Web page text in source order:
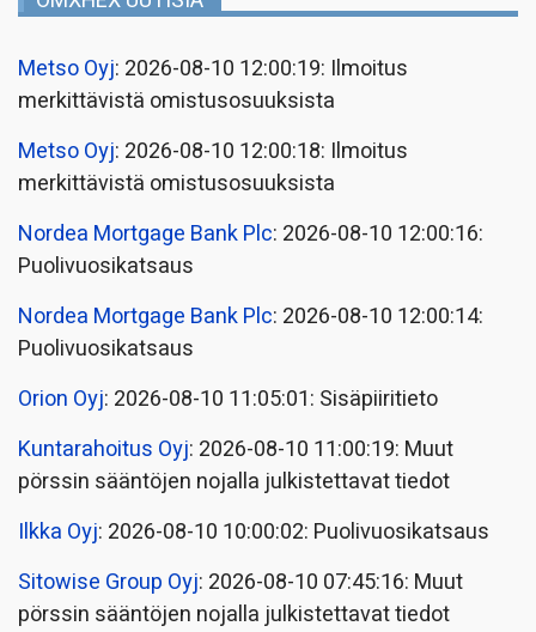
Metso Oyj: 2026-08-10 12:00:19: Ilmoitus
merkittävistä omistusosuuksista
Metso Oyj: 2026-08-10 12:00:18: Ilmoitus
merkittävistä omistusosuuksista
Nordea Mortgage Bank Plc: 2026-08-10 12:00:16:
Puolivuosikatsaus
Nordea Mortgage Bank Plc: 2026-08-10 12:00:14:
Puolivuosikatsaus
Orion Oyj: 2026-08-10 11:05:01: Sisäpiiritieto
Kuntarahoitus Oyj: 2026-08-10 11:00:19: Muut
pörssin sääntöjen nojalla julkistettavat tiedot
Ilkka Oyj: 2026-08-10 10:00:02: Puolivuosikatsaus
Sitowise Group Oyj: 2026-08-10 07:45:16: Muut
pörssin sääntöjen nojalla julkistettavat tiedot